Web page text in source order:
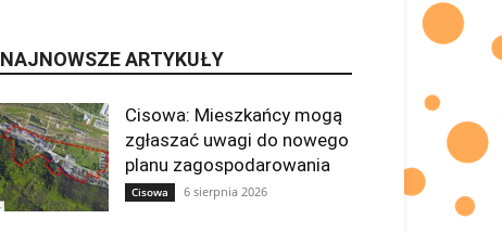
NAJNOWSZE ARTYKUŁY
Cisowa: Mieszkańcy mogą
zgłaszać uwagi do nowego
planu zagospodarowania
Cisowa 6 sierpnia 2026